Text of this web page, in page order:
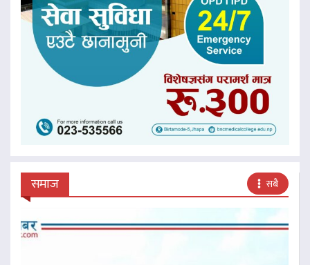
समाज सबै